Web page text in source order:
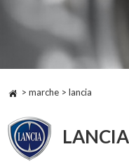
> marche > lancia
LANCIA